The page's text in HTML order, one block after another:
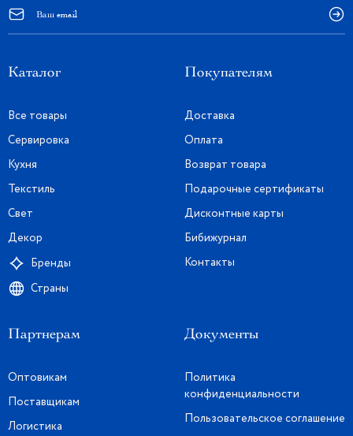
Каталог
Все товары
Сервировка
Кухня
Текстиль
Свет
Декор
Бренды
Страны
Покупателям
Доставка
Оплата
Возврат товара
Подарочные сертификаты
Дисконтные карты
Бибижурнал
Контакты
Партнерам
Оптовикам
Поставщикам
Логистика
Документы
Политика
конфиденциальности
Пользовательское соглашение